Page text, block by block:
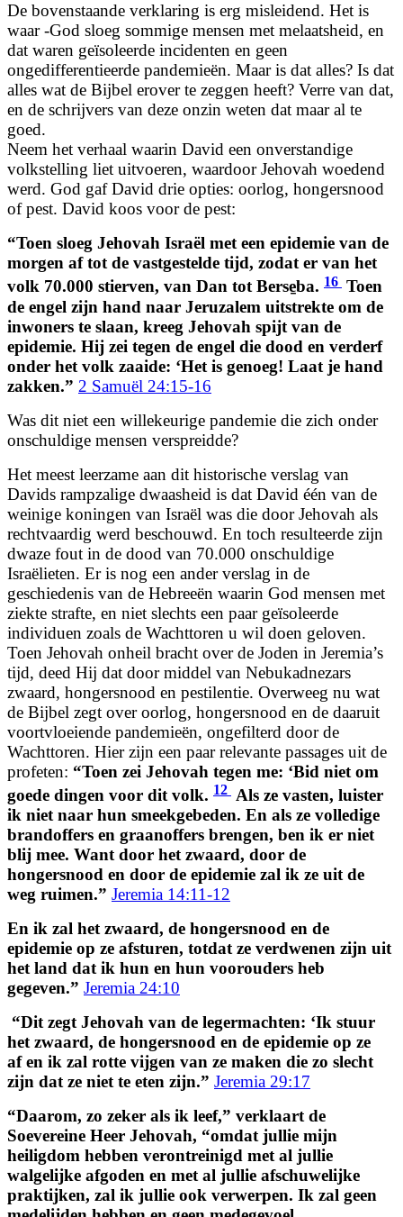
De bovenstaande verklaring is erg misleidend. Het is
waar -God sloeg sommige mensen met melaatsheid, en
dat waren geïsoleerde incidenten en geen
ongedifferentieerde pandemieën. Maar is dat alles? Is dat
alles wat de Bijbel erover te zeggen heeft? Verre van dat,
en de schrijvers van deze onzin weten dat maar al te
goed.
Neem het verhaal waarin David een onverstandige
volkstelling liet uitvoeren, waardoor Jehovah woedend
werd. God gaf David drie opties: oorlog, hongersnood
of pest. David koos voor de pest:
“Toen sloeg Jehovah Israël met een epidemie van de
morgen af tot de vastgestelde tijd, zodat er van het
volk 70.000 stierven, van Dan tot Berse̱ba. 16 Toen
de engel zijn hand naar Jeruzalem uitstrekte om de
inwoners te slaan, kreeg Jehovah spijt van de
epidemie. Hij zei tegen de engel die dood en verderf
onder het volk zaaide: ‘Het is genoeg! Laat je hand
zakken.” 2 Samuël 24:15-16
Was dit niet een willekeurige pandemie die zich onder
onschuldige mensen verspreidde?
Het meest leerzame aan dit historische verslag van
Davids rampzalige dwaasheid is dat David één van de
weinige koningen van Israël was die door Jehovah als
rechtvaardig werd beschouwd. En toch resulteerde zijn
dwaze fout in de dood van 70.000 onschuldige
Israëlieten. Er is nog een ander verslag in de
geschiedenis van de Hebreeën waarin God mensen met
ziekte strafte, en niet slechts een paar geïsoleerde
individuen zoals de Wachttoren u wil doen geloven.
Toen Jehovah onheil bracht over de Joden in Jeremia’s
tijd, deed Hij dat door middel van Nebukadnezars
zwaard, hongersnood en pestilentie. Overweeg nu wat
de Bijbel zegt over oorlog, hongersnood en de daaruit
voortvloeiende pandemieën, ongefilterd door de
Wachttoren. Hier zijn een paar relevante passages uit de
profeten: “Toen zei Jehovah tegen me: ‘Bid niet om
goede dingen voor dit volk. 12 Als ze vasten, luister
ik niet naar hun smeekgebeden. En als ze volledige
brandoffers en graanoffers brengen, ben ik er niet
blij mee. Want door het zwaard, door de
hongersnood en door de epidemie zal ik ze uit de
weg ruimen.” Jeremia 14:11-12
En ik zal het zwaard, de hongersnood en de
epidemie op ze afsturen, totdat ze verdwenen zijn uit
het land dat ik hun en hun voorouders heb
gegeven.” Jeremia 24:10
“Dit zegt Jehovah van de legermachten: ‘Ik stuur
het zwaard, de hongersnood en de epidemie op ze
af en ik zal rotte vijgen van ze maken die zo slecht
zijn dat ze niet te eten zijn.” Jeremia 29:17
“Daarom, zo zeker als ik leef,” verklaart de
Soevereine Heer Jehovah, “omdat jullie mijn
heiligdom hebben verontreinigd met al jullie
walgelijke afgoden en met al jullie afschuwelijke
praktijken, zal ik jullie ook verwerpen. Ik zal geen